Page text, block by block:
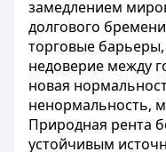
замедлением
долгового
торговые
недоверие между
новая
ненормальность,
Природная рента
устойчивым